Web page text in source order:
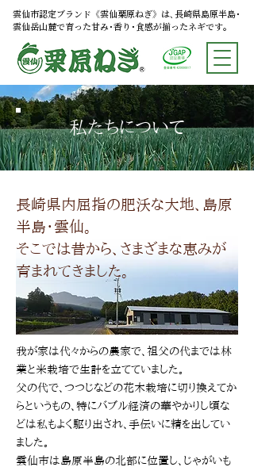
雲仙市認定ブランド《雲仙栗原ねぎ》は､長崎県島原半島･
雲仙岳山麓で育った甘み･香り･食感が揃ったネギです｡
私たちについて
長崎県内屈指の肥沃な大地、島原
半島・雲仙。
​そこでは昔から、さまざまな恵みが
育まれてきました。
我が家は代々からの農家で、祖父の代までは林
業と米栽培で生計を立てていました。
父の代で、つつじなどの花木栽培に切り換えてか
らというもの、特にバブル経済の華やかりし頃な
どは私もよく駆り出され、手伝いに精を出してい
ました。
雲仙市は島原半島の北部に位置し、じゃがいも